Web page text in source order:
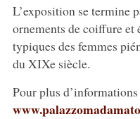
L’exposition se termine
ornements de coiffure et
typiques des femmes
du XIXe siècle.
Pour plus